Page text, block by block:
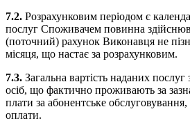
7.2. Розрахунковим періодом є
послуг Споживачем повинна
(поточний) рахунок Виконавця не
місяця, що настає за розрахунковим.
7.3. Загальна вартість наданих послуг
осіб, що фактично проживають за
плати за абонентське обслуговування,
оплати.